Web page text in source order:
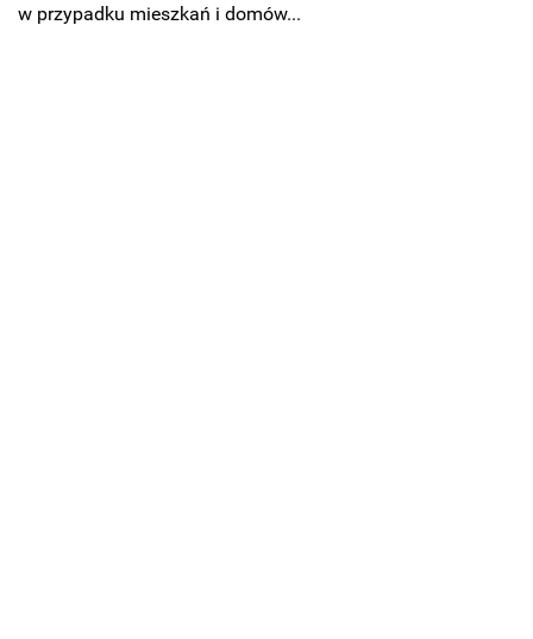
w przypadku mieszkań i domów...